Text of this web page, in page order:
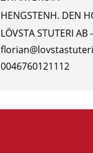
HENGSTENH. DEN
LÖVSTA STUTERI
0046760121112